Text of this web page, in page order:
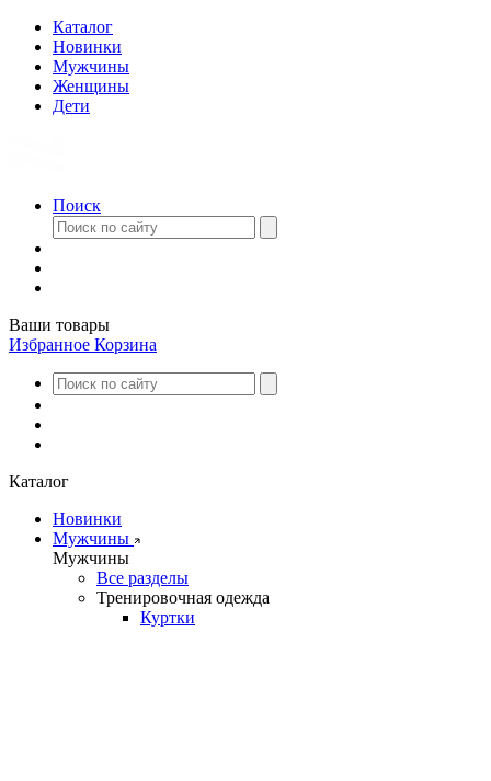
Каталог
Новинки
Мужчины
Женщины
Дети
Поиск
Ваши товары
Избранное Корзина
Каталог
Новинки
Мужчины
Мужчины
Все разделы
Тренировочная одежда
Куртки